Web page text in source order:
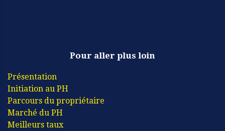
Pour aller plus loin
Présentation
Initiation au PH
Parcours du propriétaire
Marché du PH
Meilleurs taux